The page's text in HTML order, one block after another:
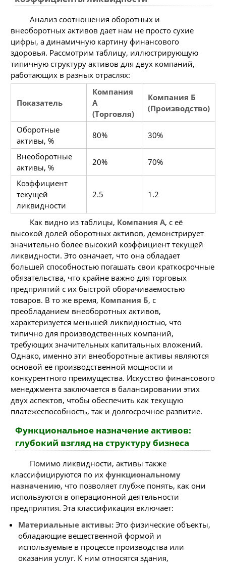
Анализ соотношения оборотных и
внеоборотных активов дает нам не просто сухие
цифры, а динамичную картину финансового
здоровья. Рассмотрим таблицу, иллюстрирующую
типичную структуру активов для двух компаний,
работающих в разных отраслях:
Показатель
Компания
А
(Торговля)
Компания Б
(Производство)
Оборотные
активы, %
80% 30%
Внеоборотные
активы, %
20% 70%
Коэффициент
текущей
ликвидности
2.5 1.2
Как видно из таблицы, Компания А, с её
высокой долей оборотных активов, демонстрирует
значительно более высокий коэффициент текущей
ликвидности. Это означает, что она обладает
большей способностью погашать свои краткосрочные
обязательства, что крайне важно для торговых
предприятий с их быстрой оборачиваемостью
товаров. В то же время, Компания Б, с
преобладанием внеоборотных активов,
характеризуется меньшей ликвидностью, что
типично для производственных компаний,
требующих значительных капитальных вложений.
Однако, именно эти внеоборотные активы являются
основой её производственной мощности и
конкурентного преимущества. Искусство финансового
менеджмента заключается в балансировании этих
двух аспектов, чтобы обеспечить как текущую
платежеспособность, так и долгосрочное развитие.
Функциональное назначение активов:
глубокий взгляд на структуру бизнеса
Помимо ликвидности, активы также
классифицируются по их функциональному
назначению, что позволяет глубже понять, как они
используются в операционной деятельности
предприятия. Эта классификация включает:
Материальные активы: Это физические объекты,
обладающие вещественной формой и
используемые в процессе производства или
оказания услуг. К ним относятся здания,